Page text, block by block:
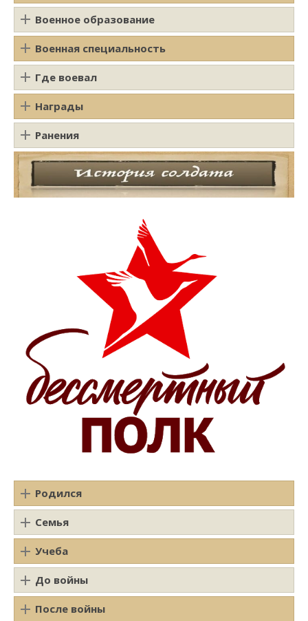
Военное образование
Военная специальность
Где воевал
Награды
Ранения
Родился
Семья
Учеба
До войны
После войны